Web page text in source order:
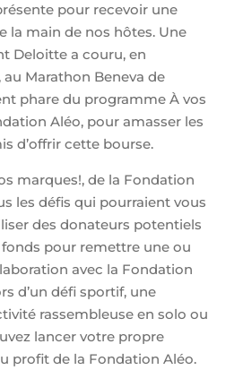
pour recevoir une
la main de nos hôtes. Une
Deloitte a couru, en
Marathon Beneva de
phare du programme À vos
Aléo, pour amasser les
d’offrir cette bourse.
marques!, de la Fondation
les défis qui pourraient vous
des donateurs potentiels
fonds pour remettre une ou
avec la Fondation
d’un défi sportif, une
rassembleuse en solo ou
lancer votre propre
profit de la Fondation Aléo.